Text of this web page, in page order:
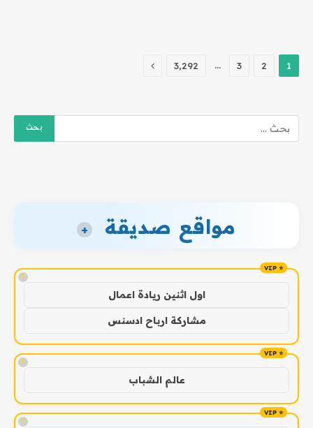
1
2
3
… 3٬292 التالي
مواقع صديقة +
!
اول اثنين ريادة اعمال
مشاركة ارباح ادسنس
!
عالم الشباب
!